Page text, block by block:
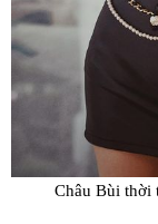
Châu Bùi thời